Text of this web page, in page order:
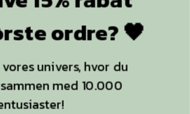
NØDVENDIGE
ALLE OG LUK
ordre? 🖤
univers, hvor du
med 10.000